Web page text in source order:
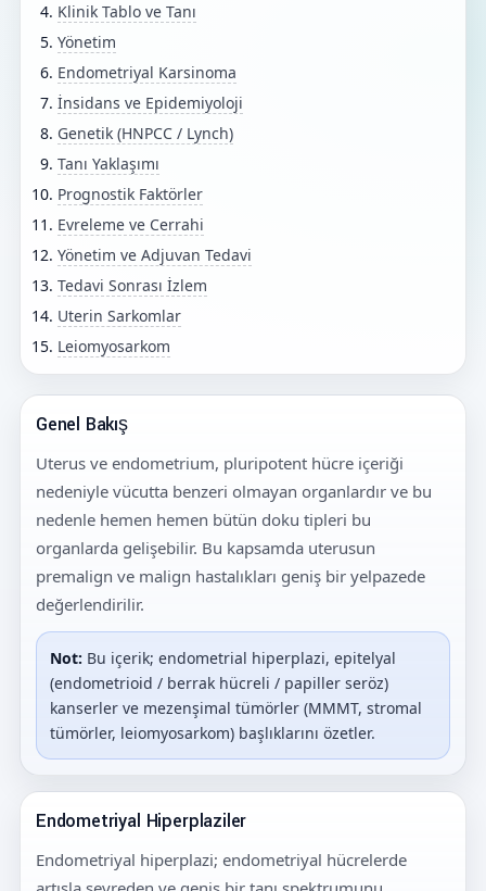
Klinik Tablo ve Tanı
Yönetim
Endometriyal Karsinoma
İnsidans ve Epidemiyoloji
Genetik (HNPCC / Lynch)
Tanı Yaklaşımı
Prognostik Faktörler
Evreleme ve Cerrahi
Yönetim ve Adjuvan Tedavi
Tedavi Sonrası İzlem
Uterin Sarkomlar
Leiomyosarkom
Genel Bakış
Uterus ve endometrium, pluripotent hücre içeriği
nedeniyle vücutta benzeri olmayan organlardır ve bu
nedenle hemen hemen bütün doku tipleri bu
organlarda gelişebilir. Bu kapsamda uterusun
premalign ve malign hastalıkları geniş bir yelpazede
değerlendirilir.
Not: Bu içerik; endometrial hiperplazi, epitelyal
(endometrioid / berrak hücreli / papiller seröz)
kanserler ve mezenşimal tümörler (MMMT, stromal
tümörler, leiomyosarkom) başlıklarını özetler.
Endometriyal Hiperplaziler
Endometriyal hiperplazi; endometriyal hücrelerde